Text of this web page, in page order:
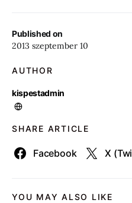
Published on
2013 szeptember 10
AUTHOR
kispestadmin
SHARE ARTICLE
Facebook X
YOU MAY ALSO LIKE